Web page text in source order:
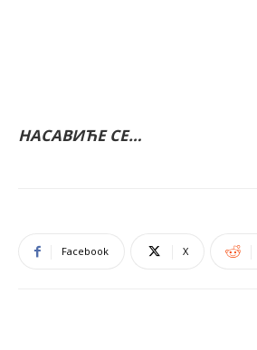
НАСАВИЋЕ СЕ…
Facebook X